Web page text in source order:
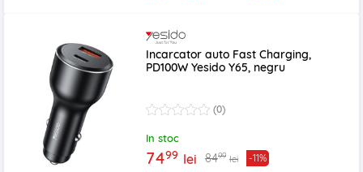
Incarcator auto Fast Charging,
PD100W Yesido Y65, negru
(0)
In stoc
7499 lei 8499 lei -11%